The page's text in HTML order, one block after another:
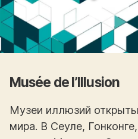
Musée de l’Illusion
Музеи иллюзий
мира. В Сеуле,